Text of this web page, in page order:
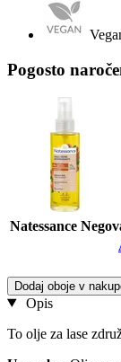
Pogosto
Natessance
Dodaj oboje v
Opis
To olje za lase